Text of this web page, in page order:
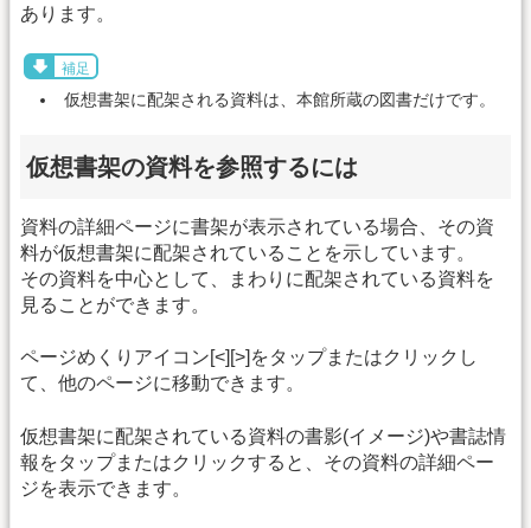
あります。
補足
仮想書架に配架される資料は、本館所蔵の図書だけです。
仮想書架の資料を参照するには
資料の詳細ページに書架が表示されている場合、その資
料が仮想書架に配架されていることを示しています。
その資料を中心として、まわりに配架されている資料を
見ることができます。
ページめくりアイコン[<][>]をタップまたはクリックし
て、他のページに移動できます。
仮想書架に配架されている資料の書影(イメージ)や書誌情
報をタップまたはクリックすると、その資料の詳細ペー
ジを表示できます。